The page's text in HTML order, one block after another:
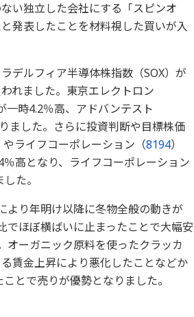
い独立した会社にする「スピンオ
発表したことを材料視した買いが入
デルフィア半導体株指数（SOX）が
れました。東京エレクトロン
一時4.2％高、アドバンテスト
ました。さらに投資判断や目標株価
やライフコーポレーション（8194）
高となり、ライフコーポレーション
た。
より年明け以降に冬物全般の動きが
ほぼ横ばいに止まったことで大幅安
オーガニック原料を使ったクラッカ
賃金上昇により悪化したことなどか
とで売りが優勢となりました。